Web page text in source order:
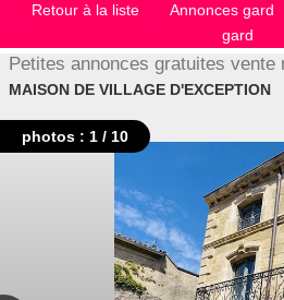
Retour à la liste Annonces gard
gard
Petites annonces gratuites vente
MAISON DE VILLAGE D'EXCEPTION
photos : 1 / 10